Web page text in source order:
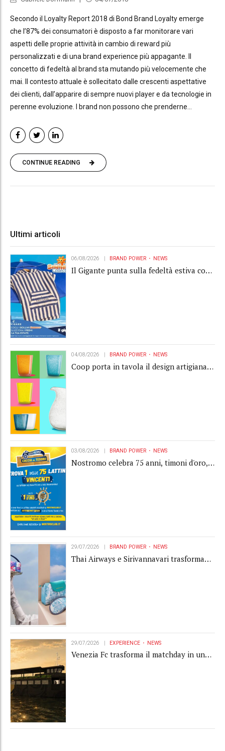
Secondo il Loyalty Report 2018 di Bond Brand Loyalty emerge
che l’87% dei consumatori è disposto a far monitorare vari
aspetti delle proprie attività in cambio di reward più
personalizzati e di una brand experience più appagante. Il
concetto di fedeltà al brand sta mutando più velocemente che
mai. Il contesto attuale è sollecitato dalle crescenti aspettative
dei clienti, dall’apparire di sempre nuovi player e da tecnologie in
perenne evoluzione. I brand non possono che prenderne...
CONTINUE READING
Ultimi articoli
06/08/2026 BRAND POWER NEWS
Il Gigante punta sulla fedeltà estiva con
04/08/2026 BRAND POWER NEWS
Coop porta in tavola il design artigianale
03/08/2026 BRAND POWER NEWS
Nostromo celebra 75 anni, timoni d'oro,
29/07/2026 BRAND POWER NEWS
Thai Airways e Sirivannavari trasformano
29/07/2026 EXPERIENCE NEWS
Venezia Fc trasforma il matchday in una